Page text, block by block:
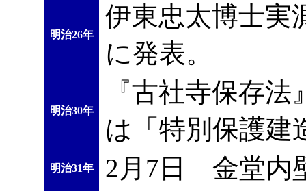
明治26年
伊東忠太博士実
に発表。
明治30年
『古社寺保存
は「特別保護建
明治31年 2月7日 金堂内